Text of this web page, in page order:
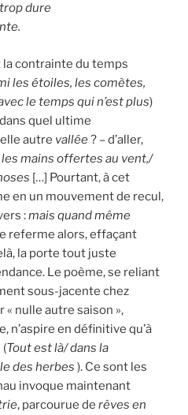
dure
la contrainte du temps
les étoiles, les comètes,
le temps qui n’est plus)
quel ultime
autre vallée? – d’aller,
les mains offertes au vent,/
[…] Pourtant, à cet
en un mouvement de recul,
:mais quand même
referme alors, effaçant
la porte tout juste
Le poème, se reliant
sous-jacente chez
« nulle autre saison »,
n’aspire en définitive qu’à
(Tout est là/ dans la
des herbes ). Ce sont les
invoque maintenant
, parcourue de rêves en